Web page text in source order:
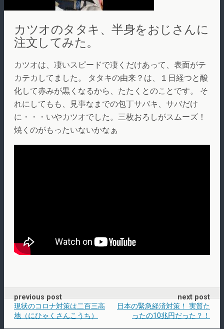
カツオのタタキ、半身をおじさんに
注文してみた。
カツオは、凄いスピードで凄くだけあって、表面がテ
カテカしてました。 タタキの由来？は、１日経つと酸
化して赤みが黒くなるから、たたくとのことです。 そ
れにしてもも、見事なまでの包丁サバキ、サバだけ
に・・・いやカツオでした。三枚おろしがスムーズ！
焼くのがもったいないかなぁ
previous post
現状のコロナ対策は二百三高
地（にひゃくさんこうち）
next post
日本の緊急経済対策！ 実質た
ったの10兆円だった？！